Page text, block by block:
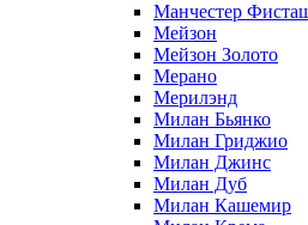
Манчестер
Мейзон
Мейзон Золото
Мерано
Мерилэнд
Милан Бьянко
Милан Гриджио
Милан Джинс
Милан Дуб
Милан Кашемир